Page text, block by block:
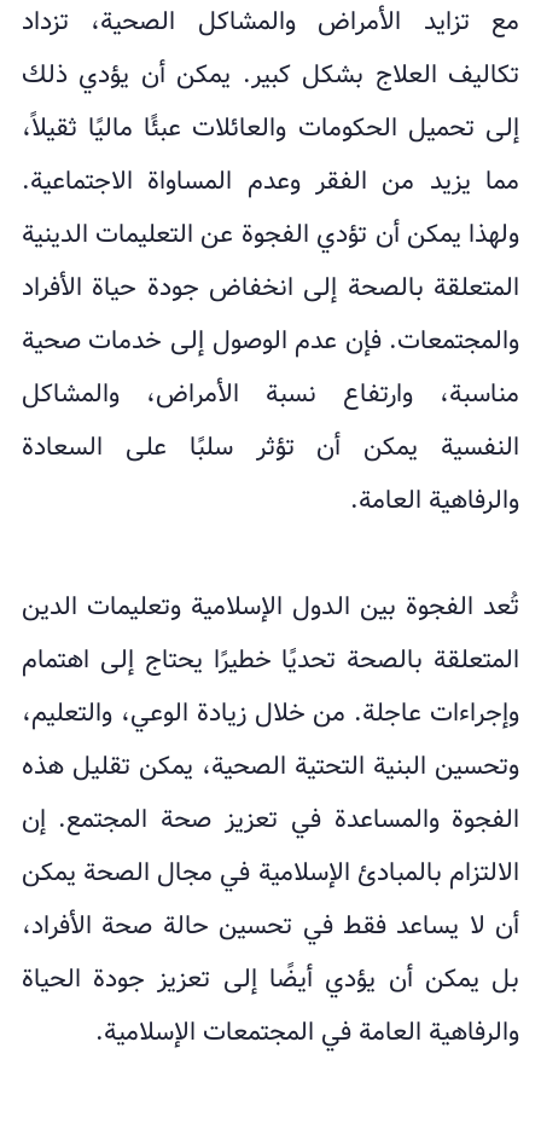
مع تزايد الأمراض والمشاكل الصحية، تزداد
تكاليف العلاج بشكل كبير. يمكن أن يؤدي ذلك
إلى تحميل الحكومات والعائلات عبئًا ماليًا ثقيلاً،
مما يزيد من الفقر وعدم المساواة الاجتماعية.
ولهذا يمكن أن تؤدي الفجوة عن التعليمات الدينية
المتعلقة بالصحة إلى انخفاض جودة حياة الأفراد
والمجتمعات. فإن عدم الوصول إلى خدمات صحية
مناسبة، وارتفاع نسبة الأمراض، والمشاكل
النفسية يمكن أن تؤثر سلبًا على السعادة
والرفاهية العامة.
تُعد الفجوة بين الدول الإسلامية وتعليمات الدين
المتعلقة بالصحة تحديًا خطيرًا يحتاج إلى اهتمام
وإجراءات عاجلة. من خلال زيادة الوعي، والتعليم،
وتحسين البنية التحتية الصحية، يمكن تقليل هذه
الفجوة والمساعدة في تعزيز صحة المجتمع. إن
الالتزام بالمبادئ الإسلامية في مجال الصحة يمكن
أن لا يساعد فقط في تحسين حالة صحة الأفراد،
بل يمكن أن يؤدي أيضًا إلى تعزيز جودة الحياة
والرفاهية العامة في المجتمعات الإسلامية.